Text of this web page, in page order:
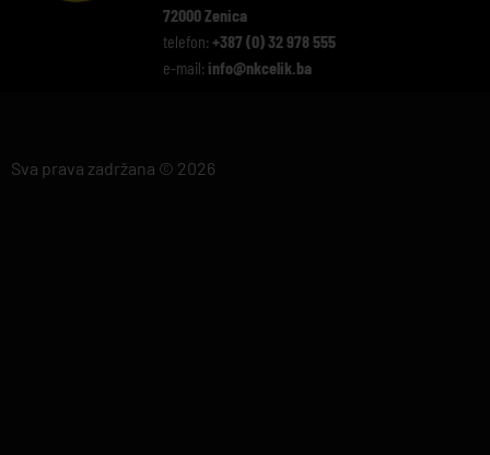
72000 Zenica
telefon: +387 (0) 32 978 555
e-mail: info@nkcelik.ba
Sva prava zadržana © 2026